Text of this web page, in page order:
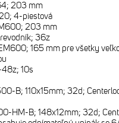
203 mm
4-piestová
203 mm
36z
165 mm pre všetky
10s
B; 110x15mm; 32d;
HM-B; 148x12mm; 32d;